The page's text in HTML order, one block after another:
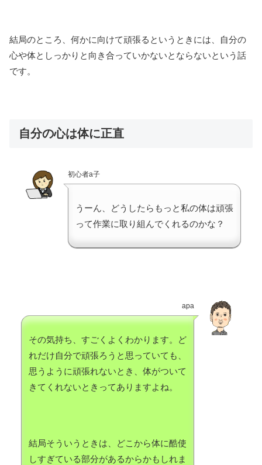
結局のところ、何かに向けて頑張るというときには、自分の
心や体としっかりと向き合っていかないとならないという話
です。
自分の心は体に正直
初心者a子
うーん、どうしたらもっと私の体は頑張
って作業に取り組んでくれるのかな？
apa
その気持ち、すごくよくわかります。ど
れだけ自分で頑張ろうと思っていても、
思うように頑張れないとき、体がついて
きてくれないときってありますよね。
結局そういうときは、どこから体に酷使
しすぎている部分があるからかもしれま